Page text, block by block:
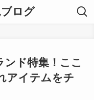
ログ
ド特集！ここ
アイテムをチ